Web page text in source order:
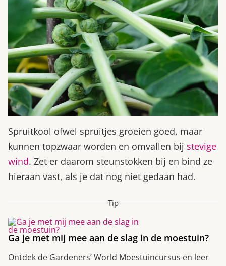
Spruitkool ofwel spruitjes groeien goed, maar
kunnen topzwaar worden en omvallen bij stevige
wind. Zet er daarom steunstokken bij en bind ze
hieraan vast, als je dat nog niet gedaan had.
Tip
Ga je met mij mee aan de slag in de moestuin?
Ontdek de Gardeners’ World Moestuincursus en leer